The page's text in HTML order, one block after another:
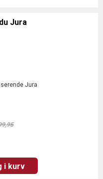
Jura
Jura
i kurv